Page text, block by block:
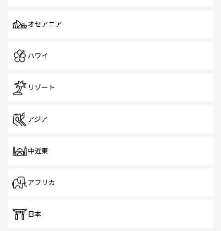
オセアニア
ハワイ
リゾート
アジア
中近東
アフリカ
日本